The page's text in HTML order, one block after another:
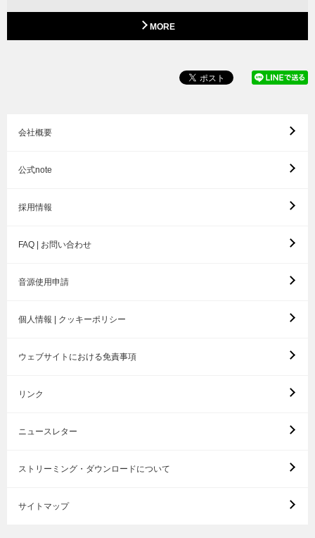
MORE
会社概要
公式note
採用情報
FAQ | お問い合わせ
音源使用申請
個人情報 | クッキーポリシー
ウェブサイトにおける免責事項
リンク
ニュースレター
ストリーミング・ダウンロードについて
サイトマップ